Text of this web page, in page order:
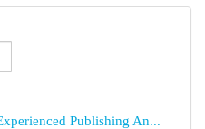
Publishing An...